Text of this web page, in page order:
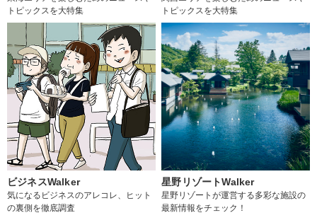
トピックスを大特集
トピックスを大特集
ビジネスWalker
気になるビジネスのアレコレ、ヒット
の裏側を徹底調査
星野リゾートWalker
星野リゾートが運営する多彩な施設の
最新情報をチェック！